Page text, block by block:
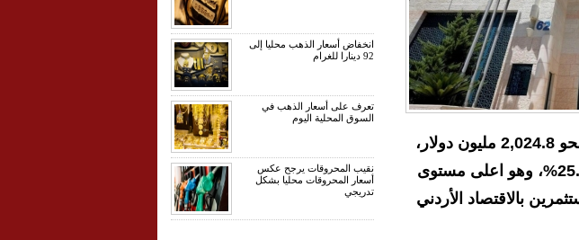
الاستثمار الأجنبي المباشر الواردة إلى المملكة خلال عام 2025 بلغت نحو 2,024.8 مليون دولار،
مقارنة مع 1,618.8 مليون دولار خلال عام 2024 محققة نمواً بنسبة 25.1%، وهو اعلى مستوى
ثقة المستثمرين بالاقتصاد الأردني
انخفاض أسعار الذهب محليا إلى
92 دينارا للغرام
تعرف على أسعار الذهب في
السوق المحلية اليوم
نقيب المحروقات يرجح عكس
أسعار المحروقات محليا بشكل
تدريجي